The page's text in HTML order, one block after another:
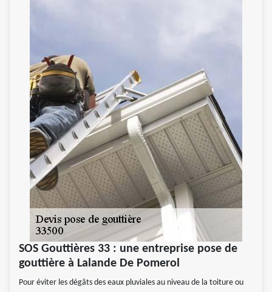
SOS Gouttières 33 : une entreprise pose de
gouttière à Lalande De Pomerol
Pour éviter les dégâts des eaux pluviales au niveau de la toiture ou